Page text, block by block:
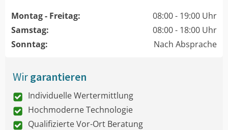
Montag - Freitag:
08:00 - 19:00 Uhr
Samstag:
08:00 - 18:00 Uhr
Sonntag:
Nach Absprache
Wirgarantieren
Individuelle Wertermittlung
Hochmoderne Technologie
Qualifizierte Vor-Ort Beratung